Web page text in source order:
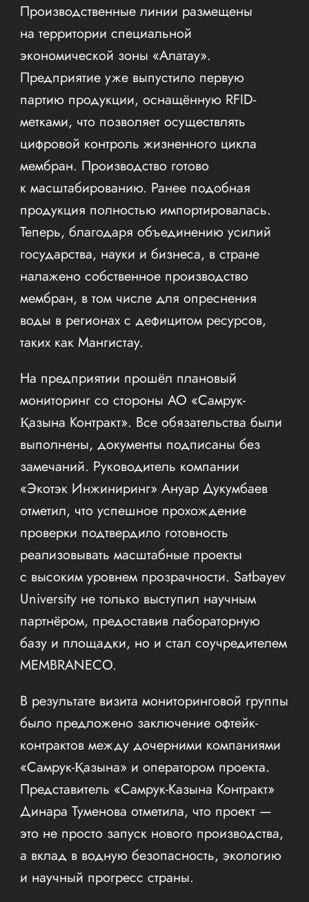
Производственные линии размещены
на территории специальной
экономической зоны «Алатау».
Предприятие уже выпустило первую
партию продукции, оснащённую RFID-
метками, что позволяет осуществлять
цифровой контроль жизненного цикла
мембран. Производство готово
к масштабированию. Ранее подобная
продукция полностью импортировалась.
Теперь, благодаря объединению усилий
государства, науки и бизнеса, в стране
налажено собственное производство
мембран, в том числе для опреснения
воды в регионах с дефицитом ресурсов,
таких как Мангистау.
На предприятии прошёл плановый
мониторинг со стороны АО «Самрук-
Қазына Контракт». Все обязательства были
выполнены, документы подписаны без
замечаний. Руководитель компании
«Экотэк Инжиниринг» Ануар Дукумбаев
отметил, что успешное прохождение
проверки подтвердило готовность
реализовывать масштабные проекты
с высоким уровнем прозрачности. Satbayev
University не только выступил научным
партнёром, предоставив лабораторную
базу и площадки, но и стал соучредителем
MEMBRANECO.
В результате визита мониторинговой группы
было предложено заключение офтейк-
контрактов между дочерними компаниями
«Самрук-Қазына» и оператором проекта.
Представитель «Самрук-Казына Контракт»
Динара Туменова отметила, что проект —
это не просто запуск нового производства,
а вклад в водную безопасность, экологию
и научный прогресс страны.